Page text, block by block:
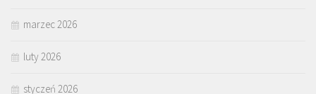
marzec 2026
luty 2026
styczeń 2026